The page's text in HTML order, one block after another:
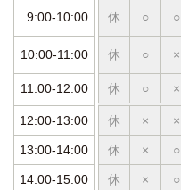
9:00-10:00 休 ○ ○
10:00-11:00 休 ○ ×
11:00-12:00 休 ○ ×
12:00-13:00 休 × ×
13:00-14:00 休 × ○
14:00-15:00 休 × ○